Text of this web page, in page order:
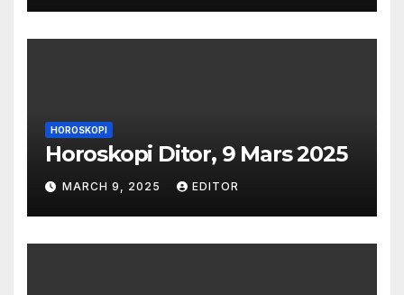
HOROSKOPI
Horoskopi Ditor, 9 Mars 2025
MARCH 9, 2025 EDITOR